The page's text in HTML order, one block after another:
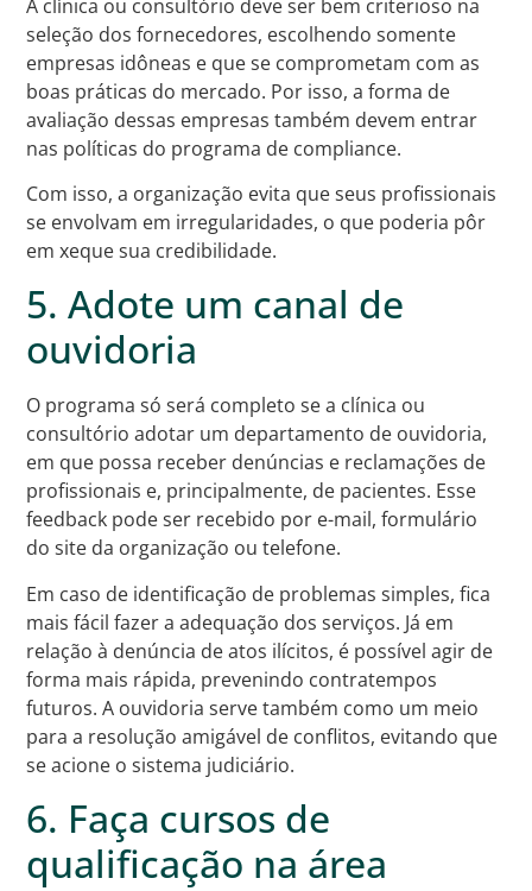
A clínica ou consultório deve ser bem criterioso na
seleção dos fornecedores, escolhendo somente
empresas idôneas e que se comprometam com as
boas práticas do mercado. Por isso, a forma de
avaliação dessas empresas também devem entrar
nas políticas do programa de compliance.
Com isso, a organização evita que seus profissionais
se envolvam em irregularidades, o que poderia pôr
em xeque sua credibilidade.
5. Adote um canal de
ouvidoria
O programa só será completo se a clínica ou
consultório adotar um departamento de ouvidoria,
em que possa receber denúncias e reclamações de
profissionais e, principalmente, de pacientes. Esse
feedback pode ser recebido por e-mail, formulário
do site da organização ou telefone.
Em caso de identificação de problemas simples, fica
mais fácil fazer a adequação dos serviços. Já em
relação à denúncia de atos ilícitos, é possível agir de
forma mais rápida, prevenindo contratempos
futuros. A ouvidoria serve também como um meio
para a resolução amigável de conflitos, evitando que
se acione o sistema judiciário.
6. Faça cursos de
qualificação na área